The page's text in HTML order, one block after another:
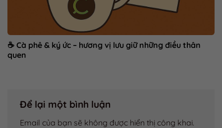
☕ Cà phê & ký ức – hương vị lưu giữ những điều thân
quen
Để lại một bình luận
Email của bạn sẽ không được hiển thị công khai.